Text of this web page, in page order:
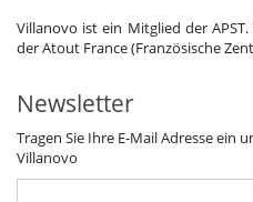
Villanovo ist ein Mitglied der
der Atout France (Französische
Newsletter
Tragen Sie Ihre E-Mail Adresse ein
Villanovo